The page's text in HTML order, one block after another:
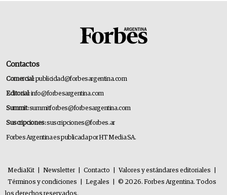
Contactos
Comercial:publicidad@forbesargentina.com
Editorial:info@forbesargentina.com
Summit:summitforbes@forbesargentina.com
Suscripciones:suscripciones@forbes.ar
Forbes Argentina es publicada por HT Media SA.
MediaKit Newsletter Contacto Valores y estándares editoriales
Términos y condiciones
Legales
© 2026. Forbes Argentina. Todos